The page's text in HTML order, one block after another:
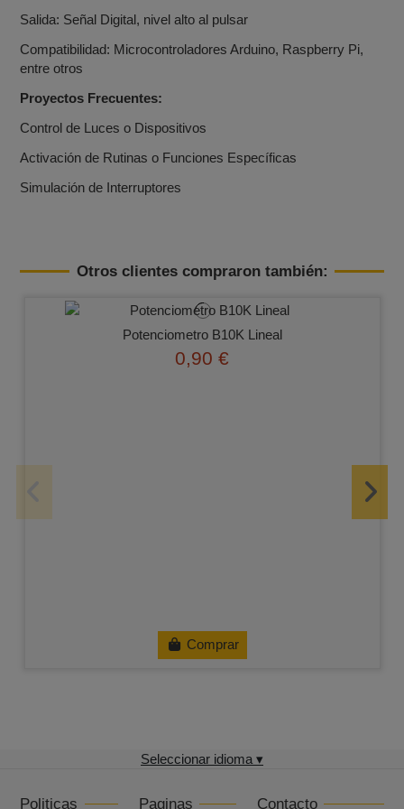
Salida: Señal Digital, nivel alto al pulsar
Compatibilidad: Microcontroladores Arduino, Raspberry Pi,
entre otros
Proyectos Frecuentes:
Control de Luces o Dispositivos
Activación de Rutinas o Funciones Específicas
Simulación de Interruptores
Otros clientes compraron también:
Potenciometro B10K Lineal
0,90 €
Comprar
Seleccionar idioma ▾
Politicas Paginas Contacto